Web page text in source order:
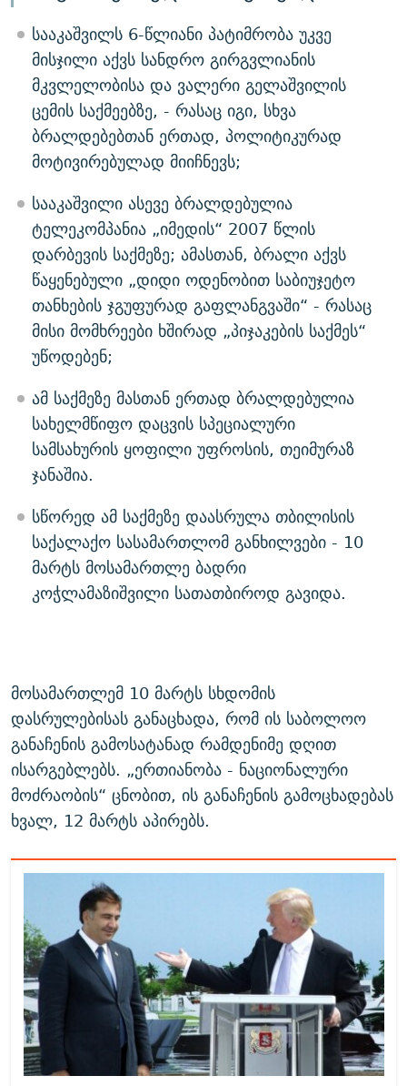
სააკაშვილს 6-წლიანი პატიმრობა უკვე
მისჯილი აქვს სანდრო გირგვლიანის
მკვლელობისა და ვალერი გელაშვილის
ცემის საქმეებზე, - რასაც იგი, სხვა
ბრალდებებთან ერთად, პოლიტიკურად
მოტივირებულად მიიჩნევს;
სააკაშვილი ასევე ბრალდებულია
ტელეკომპანია „იმედის“ 2007 წლის
დარბევის საქმეზე; ამასთან, ბრალი აქვს
წაყენებული „დიდი ოდენობით საბიუჯეტო
თანხების ჯგუფურად გაფლანგვაში“ - რასაც
მისი მომხრეები ხშირად „პიჯაკების საქმეს“
უწოდებენ;
ამ საქმეზე მასთან ერთად ბრალდებულია
სახელმწიფო დაცვის სპეციალური
სამსახურის ყოფილი უფროსის, თეიმურაზ
ჯანაშია.
სწორედ ამ საქმეზე დაასრულა თბილისის
საქალაქო სასამართლომ განხილვები - 10
მარტს მოსამართლე ბადრი
კოჭლამაზიშვილი სათათბიროდ გავიდა.
მოსამართლემ 10 მარტს სხდომის
დასრულებისას განაცხადა, რომ ის საბოლოო
განაჩენის გამოსატანად რამდენიმე დღით
ისარგებლებს. „ერთიანობა - ნაციონალური
მოძრაობის“ ცნობით, ის განაჩენის გამოცხადებას
ხვალ, 12 მარტს აპირებს.